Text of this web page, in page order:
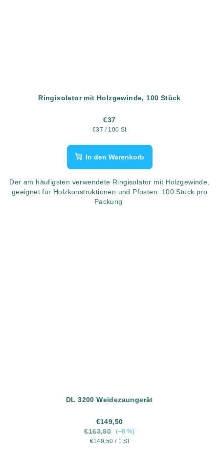
Ringisolator mit Holzgewinde, 100 Stück
€37
Verkaufspreis:
€37 / 100 St
In den Warenkorb
Der am häufigsten verwendete Ringisolator mit Holzgewinde,
geeignet für Holzkonstruktionen und Pfosten. 100 Stück pro
Packung
DL 3200 Weidezaungerät
€149,50
€163,90
(–8 %)
Verkaufspreis:
€149,50 / 1 St